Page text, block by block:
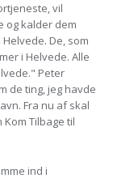
vil
og kalder dem
De, som
i Helvede. Alle
Peter
de ting, jeg havde
Fra nu af skal
Tilbage til
ind i